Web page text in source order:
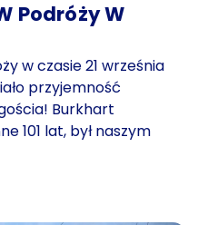
Podróży W
w czasie 21 września
przyjemność
Burkhart
101 lat, był naszym